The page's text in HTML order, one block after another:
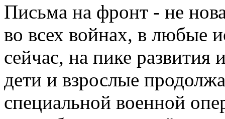
Письма на фронт - не
во всех войнах, в любые
сейчас, на пике
дети и взрослые
специальной военной